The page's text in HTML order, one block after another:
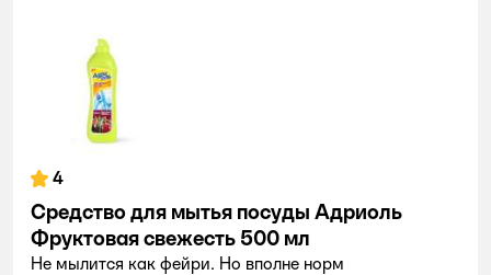
4
Средство для мытья посуды Адриоль
Фруктовая свежесть 500 мл
Не мылится как фейри. Но вполне норм